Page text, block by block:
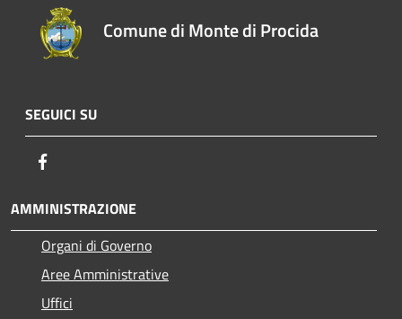
Comune di Monte di Procida
SEGUICI SU
AMMINISTRAZIONE
Organi di Governo
Aree Amministrative
Uffici